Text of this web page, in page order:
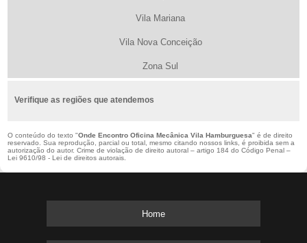
Vila Mariana
Vila Nova Conceição
Zona Sul
Verifique as regiões que atendemos
O conteúdo do texto "Onde Encontro Oficina Mecânica Vila Hamburguesa" é de direito
reservado. Sua reprodução, parcial ou total, mesmo citando nossos links, é proibida sem a
autorização do autor. Crime de violação de direito autoral – artigo 184 do Código Penal –
Lei 9610/98 - Lei de direitos autorais
Home